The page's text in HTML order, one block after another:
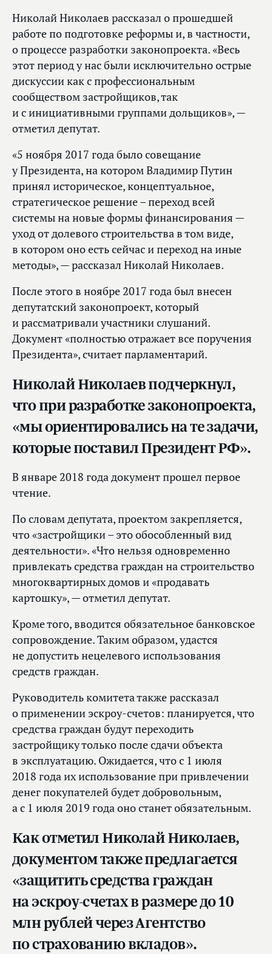
Николай Николаев рассказал о прошедшей
работе по подготовке реформы и, в частности,
о процессе разработки законопроекта. «Весь
этот период у нас были исключительно острые
дискуссии как с профессиональным
сообществом застройщиков, так
и с инициативными группами дольщиков», —
отметил депутат.
«5 ноября 2017 года было совещание
у Президента, на котором Владимир Путин
принял историческое, концептуальное,
стратегическое решение – переход всей
системы на новые формы финансирования —
уход от долевого строительства в том виде,
в котором оно есть сейчас и переход на иные
методы», — рассказал Николай Николаев.
После этого в ноябре 2017 года был внесен
депутатский законопроект, который
и рассматривали участники слушаний.
Документ «полностью отражает все поручения
Президента», считает парламентарий.
Николай Николаев подчеркнул,
что при разработке законопроекта,
«мы ориентировались на те задачи,
которые поставил Президент РФ».
В январе 2018 года документ прошел первое
чтение.
По словам депутата, проектом закрепляется,
что «застройщики – это обособленный вид
деятельности». «Что нельзя одновременно
привлекать средства граждан на строительство
многоквартирных домов и «продавать
картошку», — отметил депутат.
Кроме того, вводится обязательное банковское
сопровождение. Таким образом, удастся
не допустить нецелевого использования
средств граждан.
Руководитель комитета также рассказал
о применении эскроу-счетов: планируется, что
средства граждан будут переходить
застройщику только после сдачи объекта
в эксплуатацию. Ожидается, что с 1 июля
2018 года их использование при привлечении
денег покупателей будет добровольным,
а с 1 июля 2019 года оно станет обязательным.
Как отметил Николай Николаев,
документом также предлагается
«защитить средства граждан
на эскроу-счетах в размере до 10
млн рублей через Агентство
по страхованию вкладов».